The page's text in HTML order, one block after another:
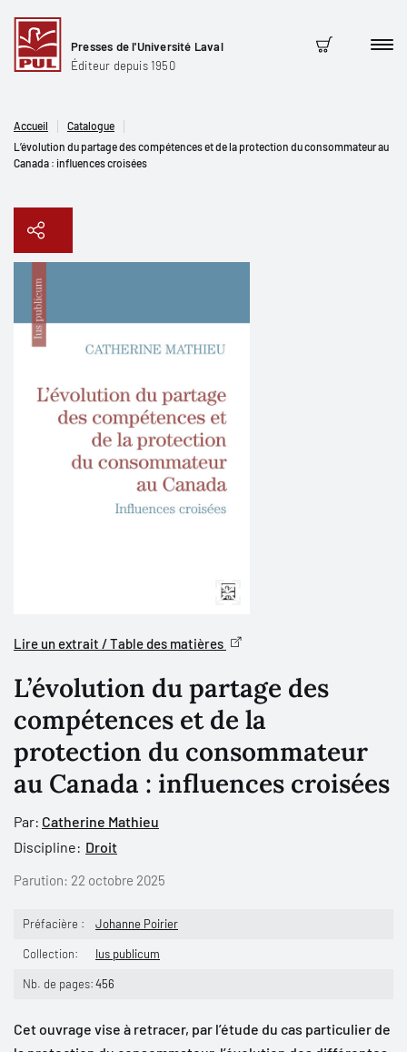
Presses de l'Université Laval
Éditeur depuis 1950
Panier
Accueil
Catalogue
L’évolution du partage des compétences et de la protection du consommateur au
Canada : influences croisées
Lire un extrait / Table des matières
L’évolution du partage des
compétences et de la
protection du consommateur
au Canada : influences croisées
Par: Catherine Mathieu
Discipline: Droit
Parution: 22 octobre 2025
Préfacière : Johanne Poirier
Collection: Ius publicum
Nb. de pages:456
Cet ouvrage vise à retracer, par l’étude du cas particulier de